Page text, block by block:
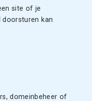
site of je
doorsturen kan
domeinbeheer of